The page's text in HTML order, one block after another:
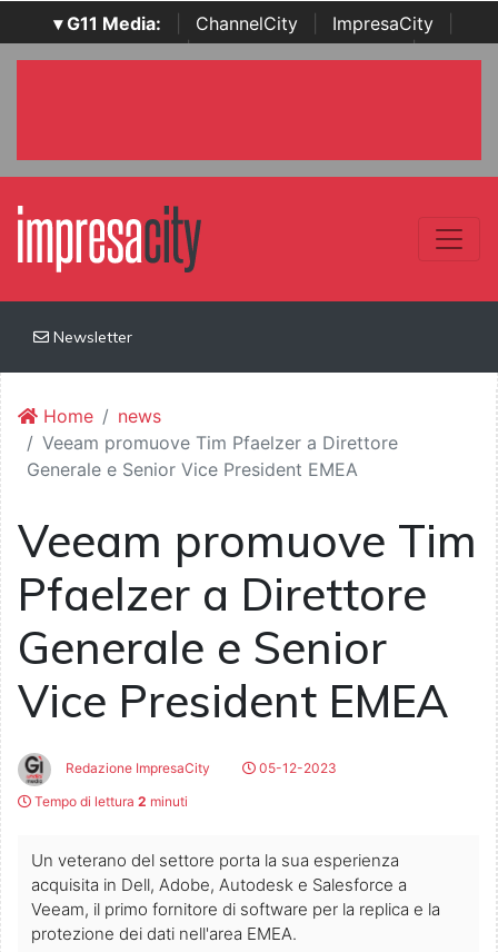
▾ G11 Media: ChannelCity ImpresaCity
SecurityOpenLab | Italian Channel Awards | Italian
Newsletter
Home
news
Veeam promuove Tim Pfaelzer a Direttore
Generale e Senior Vice President EMEA
Veeam promuove Tim
Pfaelzer a Direttore
Generale e Senior
Vice President EMEA
Redazione ImpresaCity
05-12-2023
Tempo di lettura 2 minuti
Un veterano del settore porta la sua esperienza
acquisita in Dell, Adobe, Autodesk e Salesforce a
Veeam, il primo fornitore di software per la replica e la
protezione dei dati nell'area EMEA.